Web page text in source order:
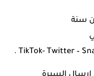
سنة
TikTok- Twitter –